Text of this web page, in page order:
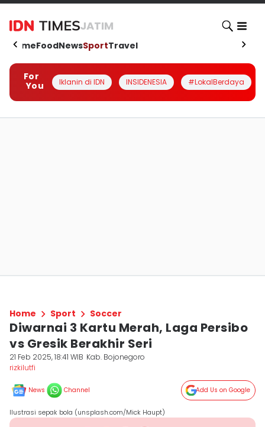
JATIM
HomeFoodNewsSportTravel
For
You
Iklanin di IDN INSIDENESIA #LokalBerdaya
Home Sport Soccer
Diwarnai 3 Kartu Merah, Laga Persibo
vs Gresik Berakhir Seri
21 Feb 2025, 18:41 WIB Kab. Bojonegoro
rizkilutfi
News Channel Add Us on Google
Ilustrasi sepak bola (unsplash.com/Mick Haupt)